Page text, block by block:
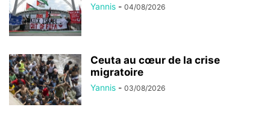
Yannis - 04/08/2026
Ceuta au cœur de la crise
migratoire
Yannis - 03/08/2026